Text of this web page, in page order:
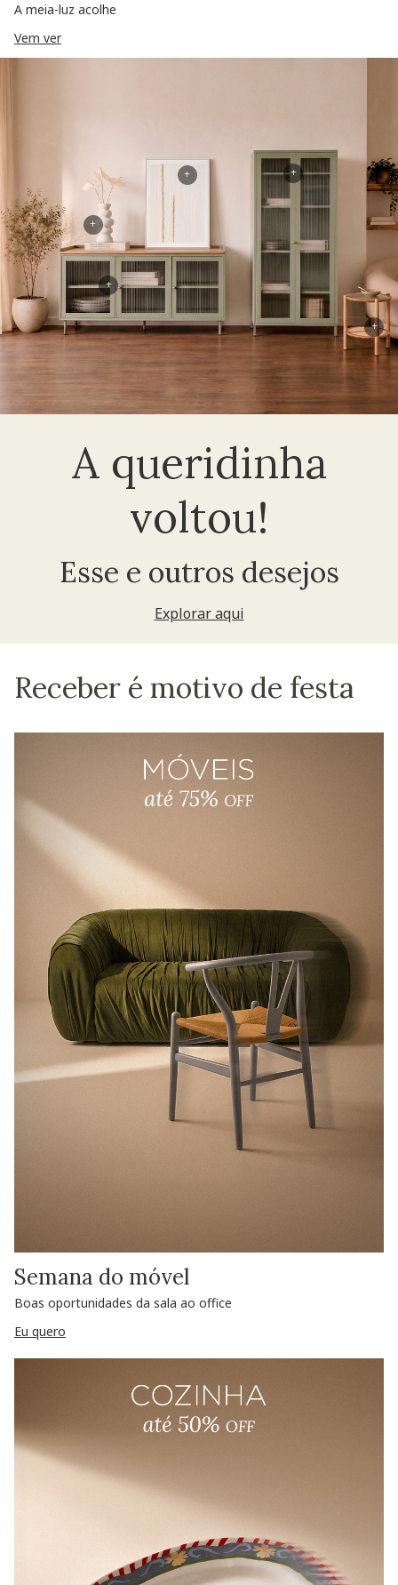
A meia-luz acolhe
Vem ver
A queridinha
voltou!
Esse e outros desejos
Explorar aqui
+
+
+
+
+
Receber é motivo de festa
Semana do móvel
Boas oportunidades da sala ao office
Eu quero